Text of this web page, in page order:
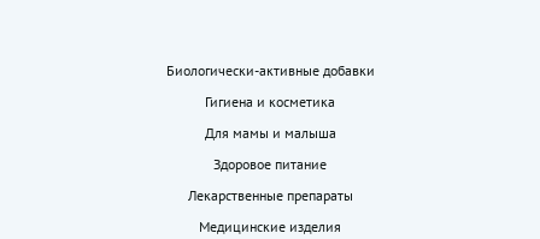
Биологически-активные добавки
Гигиена и косметика
Для мамы и малыша
Здоровое питание
Лекарственные препараты
Медицинские изделия